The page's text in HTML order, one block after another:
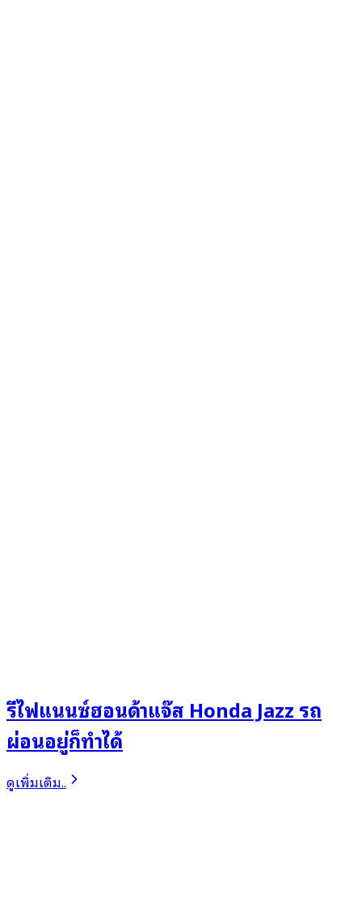
รีไฟแนนซ์ฮอนด้าแจ๊ส Honda Jazz รถ
ผ่อนอยู่ก็ทำได้
ดูเพิ่มเติม..